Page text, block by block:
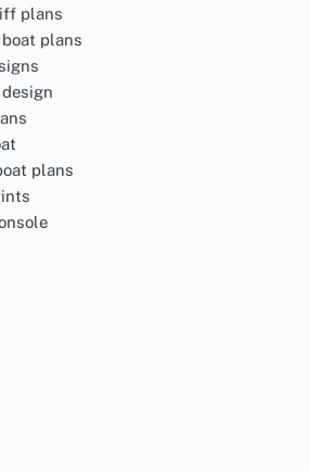
plans
plans
plans